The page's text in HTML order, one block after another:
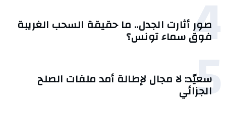
4
صور أثارت الجدل.. ما حقيقة السحب الغريبة
فوق سماء تونس؟
5
سعيّد: لا مجال لإطالة أمد ملفات الصلح
الجزائي